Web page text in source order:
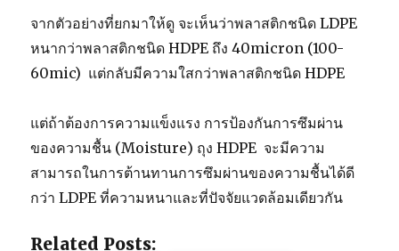
จากตัวอย่างที่ยกมาให้ดู จะเห็นว่าพลาสติกชนิด LDPE
หนากว่าพลาสติกชนิด HDPE ถึง 40micron (100-
60mic) แต่กลับมีความใสกว่าพลาสติกชนิด HDPE
แต่ถ้าต้องการความแข็งแรง การป้องกันการซึมผ่าน
ของความชื้น (Moisture) ถุง HDPE จะมีความ
สามารถในการต้านทานการซึมผ่านของความชื้นได้ดี
กว่า LDPE ที่ความหนาและที่ปัจจัยแวดล้อมเดียวกัน
Related Posts: